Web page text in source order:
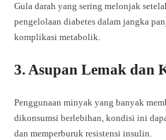
Gula darah yang sering melonjak
pengelolaan diabetes dalam jangka
komplikasi metabolik.
3. Asupan Lemak dan
Penggunaan minyak yang banyak
dikonsumsi berlebihan, kondisi ini
dan memperburuk resistensi insulin.